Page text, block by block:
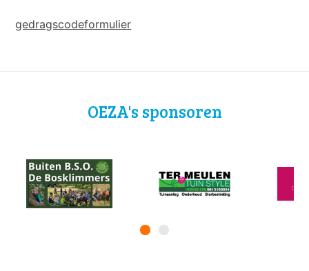
gedragscodeformulier
OEZA's sponsoren